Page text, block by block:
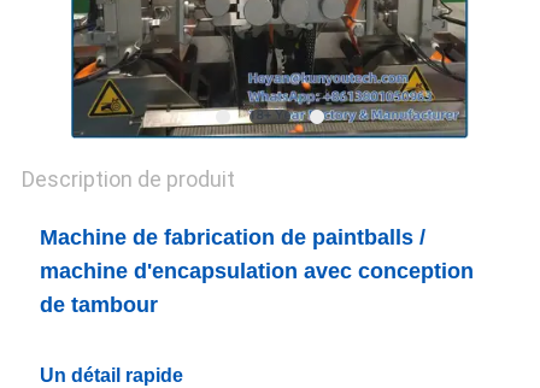
PRIVACY
Description de produit
Machine de fabrication de paintballs /
machine d'encapsulation avec conception
de tambour
Un détail rapide